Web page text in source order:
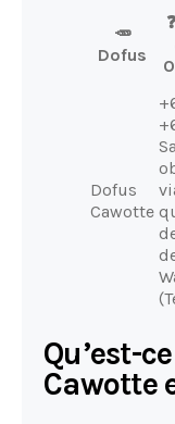
🥕
Dofus
Dofus
Cawotte
Qu’est-
Cawotte